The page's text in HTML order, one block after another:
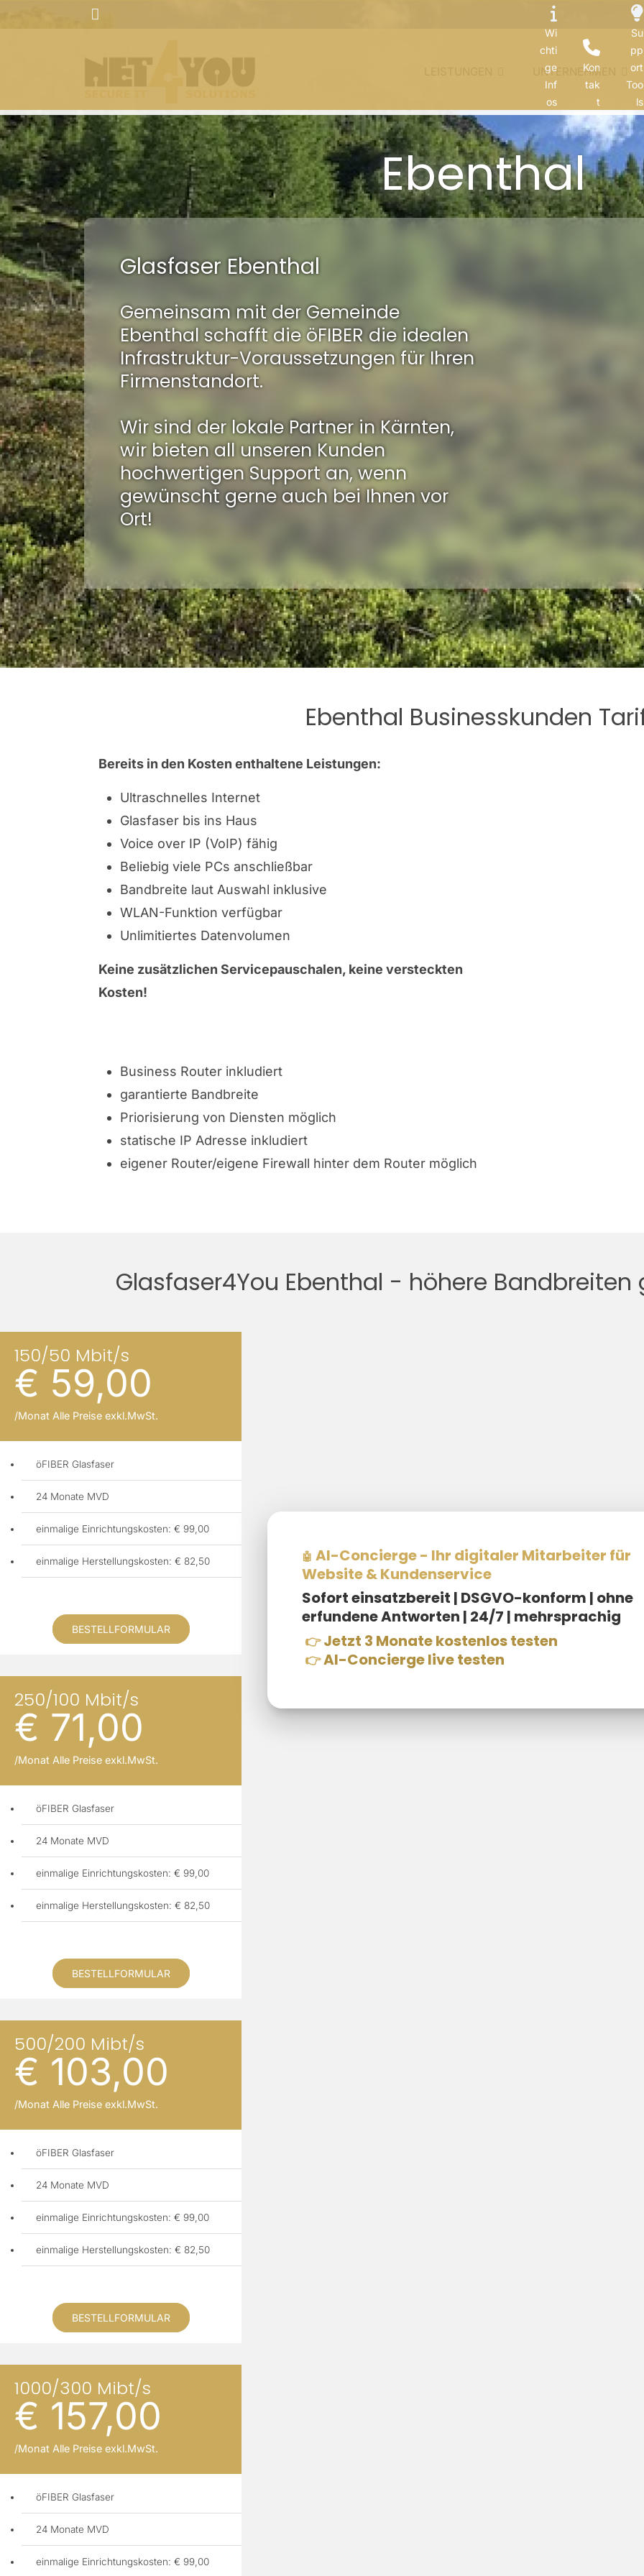
Suchen
Wi
chti
ge
Inf
os
Kon
tak
t
Su
pp
ort
Too
ls
UNTERNEHMEN
Ebenthal
Glasfaser Ebenthal
Gemeinsam mit der Gemeinde
Ebenthal schafft die öFIBER die idealen
Infrastruktur-Voraussetzungen für Ihren
Firmenstandort.
Wir sind der lokale Partner in Kärnten,
wir bieten all unseren Kunden
hochwertigen Support an, wenn
gewünscht gerne auch bei Ihnen vor
Ort!
Ebenthal Businesskunden
Bereits in den Kosten enthaltene Leistungen:
Ultraschnelles Internet
Glasfaser bis ins Haus
Voice over IP (VoIP) fähig
Beliebig viele PCs anschließbar
Bandbreite laut Auswahl inklusive
WLAN-Funktion verfügbar
Unlimitiertes Datenvolumen
Keine zusätzlichen Servicepauschalen, keine versteckten
Kosten!
Business Router inkludiert
garantierte Bandbreite
Priorisierung von Diensten möglich
statische IP Adresse inkludiert
eigener Router/eigene Firewall hinter dem Router möglich
Glasfaser4You Ebenthal - höhere
150/50 Mbit/s
€ 59,00
/Monat Alle Preise exkl.MwSt.
öFIBER Glasfaser
24 Monate MVD
einmalige Einrichtungskosten: € 99,00
einmalige Herstellungskosten: € 82,50
BESTELLFORMULAR
250/100 Mbit/s
€ 71,00
/Monat Alle Preise exkl.MwSt.
öFIBER Glasfaser
24 Monate MVD
einmalige Einrichtungskosten: € 99,00
einmalige Herstellungskosten: € 82,50
BESTELLFORMULAR
500/200 Mibt/s
€ 103,00
/Monat Alle Preise exkl.MwSt.
öFIBER Glasfaser
24 Monate MVD
einmalige Einrichtungskosten: € 99,00
einmalige Herstellungskosten: € 82,50
BESTELLFORMULAR
1000/300 Mibt/s
€ 157,00
/Monat Alle Preise exkl.MwSt.
öFIBER Glasfaser
24 Monate MVD
einmalige Einrichtungskosten: € 99,00
🤖 AI-Concierge - Ihr digitaler Mitarbeiter für
Website & Kundenservice
Sofort einsatzbereit | DSGVO-konform | ohne
erfundene Antworten | 24/7 | mehrsprachig
👉 Jetzt 3 Monate kostenlos testen
👉AI-Concierge live testen